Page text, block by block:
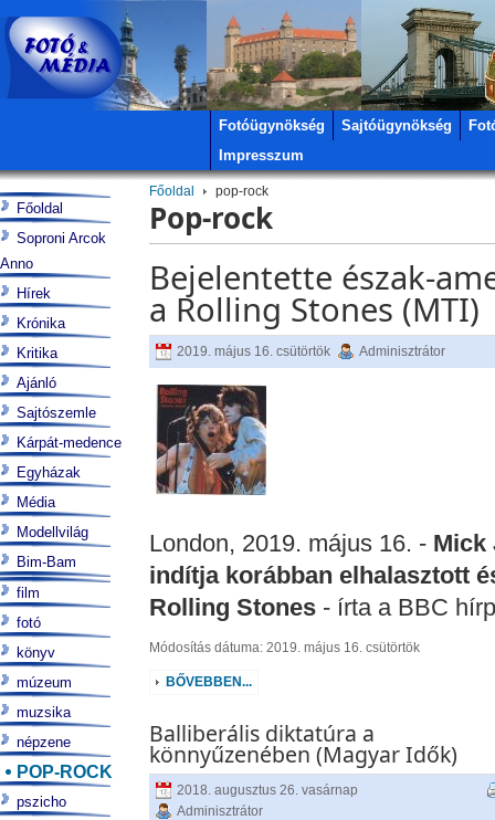
Fotóügynökség Sajtóügynökség
Impresszum
Főoldal pop-rock
Pop-rock
Bejelentette észak-
a Rolling Stones (MTI)
2019. május 16. csütörtök Adminisztrátor
London, 2019. május 16. - Mick
indítja korábban elhalasztott
Rolling Stones- írta a BBC
Módosítás dátuma: 2019. május 16. csütörtök
BŐVEBBEN...
Balliberális diktatúra a
könnyűzenében (Magyar Idők)
2018. augusztus 26. vasárnap
Adminisztrátor
Főoldal
Soproni Arcok
Anno
Hírek
Krónika
Kritika
Ajánló
Sajtószemle
Kárpát-medence
Egyházak
Média
Modellvilág
Bim-Bam
film
fotó
könyv
múzeum
muzsika
népzene
POP-ROCK
pszicho